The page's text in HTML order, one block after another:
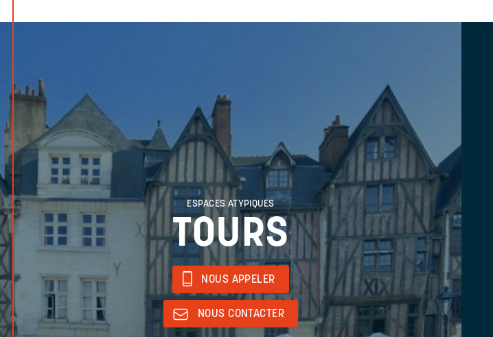
ESPACES ATYPIQUES
TOURS
NOUS APPELER
NOUS CONTACTER